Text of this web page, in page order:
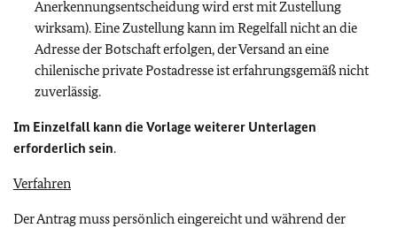
Anerkennungsentscheidung wird erst mit Zustellung
wirksam). Eine Zustellung kann im Regelfall nicht an die
Adresse der Botschaft erfolgen, der Versand an eine
chilenische private Postadresse ist erfahrungsgemäß nicht
zuverlässig.
Im Einzelfall kann die Vorlage weiterer Unterlagen
erforderlich sein.
Verfahren
Der Antrag muss persönlich eingereicht und während der